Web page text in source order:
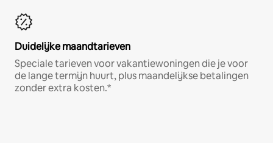
Duidelijke maandtarieven
Speciale tarieven voor vakantiewoningen die je voor
de lange termijn huurt, plus maandelijkse betalingen
zonder extra kosten.*